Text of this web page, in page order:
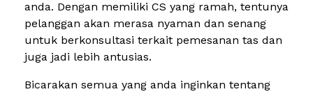
anda. Dengan memiliki CS yang ramah, tentunya
pelanggan akan merasa nyaman dan senang
untuk berkonsultasi terkait pemesanan tas dan
juga jadi lebih antusias.
Bicarakan semua yang anda inginkan tentang